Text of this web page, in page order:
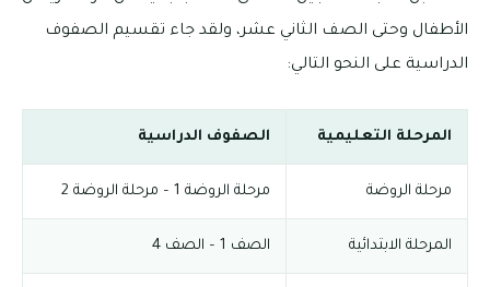
الأطفال وحتى الصف الثاني عشر، ولقد جاء تقسيم الصفوف
الدراسية على النحو التالي:
المرحلة التعليمية الصفوف الدراسية
مرحلة الروضة مرحلة الروضة 1 – مرحلة الروضة 2
المرحلة الابتدائية الصف 1 – الصف 4